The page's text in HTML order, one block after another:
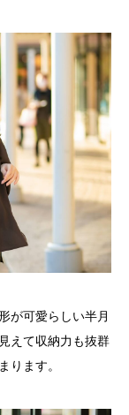
が可愛らしい半月
えて収納力も抜群
ります。